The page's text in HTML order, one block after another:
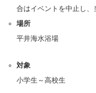
合はイベントを中止し、
場所
平井海水浴場
対象
小学生～高校生